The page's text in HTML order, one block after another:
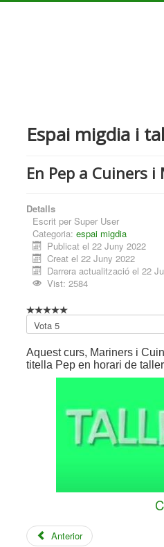
Espai migdia i
En Pep a Cuiners
Detalls
Escrit per Super User
Categoria: espai migdia
Publicat el 22 Juny 2022
Creat el 22 Juny 2022
Darrera actualització el 22
Vist: 2584
Ràtio:0/5
Si
us
plau
valora
Aquest curs, Mariners i
titella Pep en horari de
Anterior